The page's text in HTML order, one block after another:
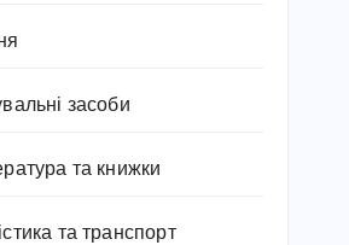
засоби
та книжки
та транспорт